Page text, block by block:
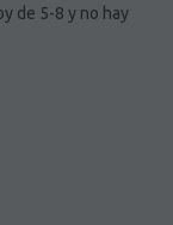
de 5-8 y no hay